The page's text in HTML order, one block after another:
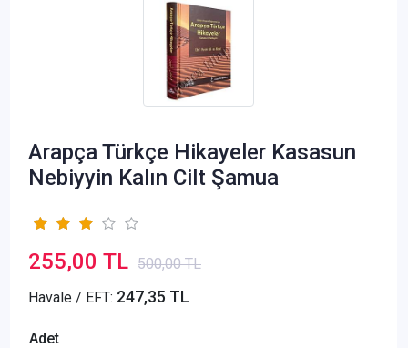
Arapça Türkçe Hikayeler Kasasun
Nebiyyin Kalın Cilt Şamua
255,00 TL 500,00 TL
Havale / EFT: 247,35 TL
Adet